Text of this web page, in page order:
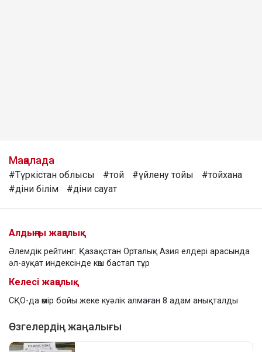
Мақалада
#Түркістан облысы #той #үйлену тойы
#тойхана
#діни білім
#діни сауат
Алдыңғы жаңалық
Әлемдік рейтинг: Қазақстан Орталық Азия елдері арасында
әл-ауқат индексінде көш бастап тұр
Келесі жаңалық
СҚО-да өмір бойы жеке куәлік алмаған 8 адам анықталды